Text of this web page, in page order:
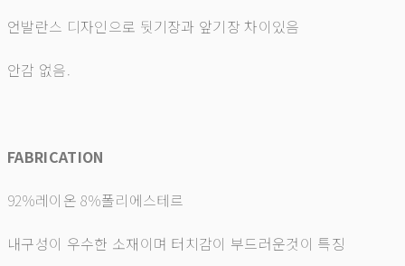
언발란스 디자인으로 뒷기장과 앞기장 차이있음
안감 없음.
FABRICATION
92%레이온 8%폴리에스테르
내구성이 우수한 소재이며 터치감이 부드러운것이 특징